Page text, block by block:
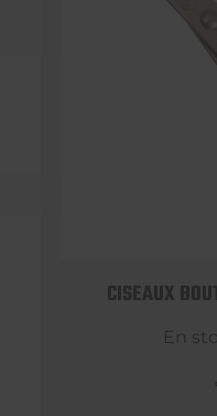
CISEAUX
En